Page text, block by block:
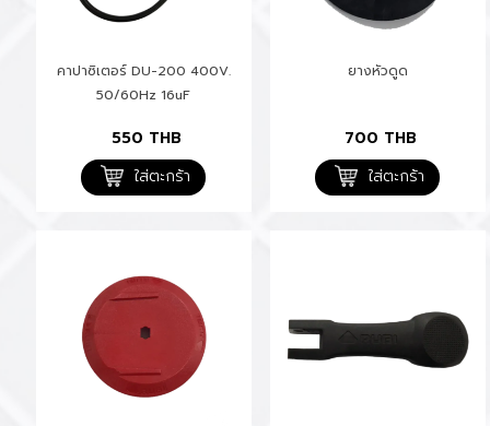
คาปาซิเตอร์ DU-200 400V.
50/60Hz 16uF
550 THB
ใส่ตะกร้า
ยางหัวดูด
700 THB
ใส่ตะกร้า